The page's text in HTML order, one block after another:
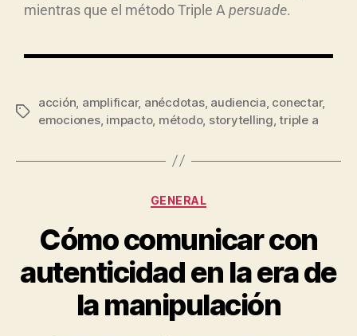
mientras que el método Triple A persuade.
acción, amplificar, anécdotas, audiencia, conectar,
emociones, impacto, método, storytelling,triple a
GENERAL
Cómo comunicar con
autenticidad en la era de
la manipulación